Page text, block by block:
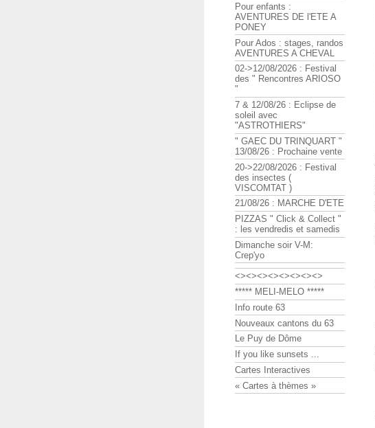
Pour enfants :
AVENTURES DE l'ETE A
PONEY
Pour Ados : stages, randos
AVENTURES A CHEVAL
02->12/08/2026 : Festival
des " Rencontres ARIOSO
"
7 & 12/08/26 : Eclipse de
soleil avec
"ASTROTHIERS"
" GAEC DU TRINQUART "
13/08/26 : Prochaine vente
20->22/08/2026 : Festival
des insectes (
VISCOMTAT )
21/08/26 : MARCHE D'ETE
PIZZAS " Click & Collect "
: les vendredis et samedis
Dimanche soir V-M:
Crep'yo
<><><><><><><><>
***** MELI-MELO *****
Info route 63
Nouveaux cantons du 63
Le Puy de Dôme
If you like sunsets ...
Cartes Interactives
« Cartes à thèmes »